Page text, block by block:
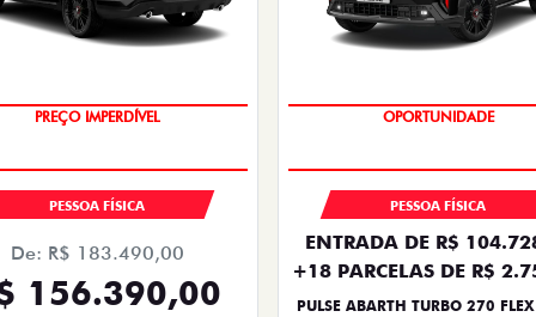
SAIA DE FIAT 0KM
PESSOA FÍSICA
De: R$ 183.490,00
156.390,00
TAXA ZERO
PESSOA FÍSICA
ENTRADA DE R$
+18 PARCELAS DE R$
PULSE ABARTH TURBO 270